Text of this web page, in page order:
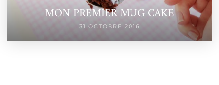
MON PREMIER MUG CAKE
31 OCTOBRE 2016